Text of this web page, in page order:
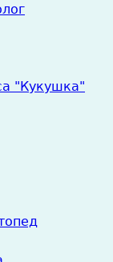
"Кукушка"